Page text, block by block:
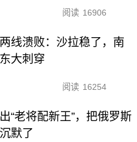
阅读 16906
线溃败：沙拉稳了，南
大刺穿
阅读 16254
“老将配新王”，把俄罗斯
默了